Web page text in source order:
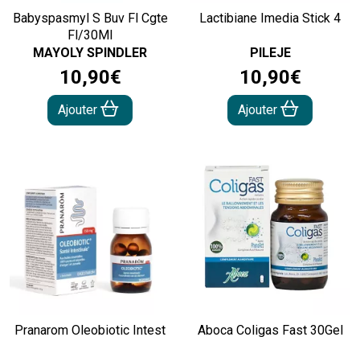
Babyspasmyl S Buv Fl Cgte
Fl/30Ml
MAYOLY SPINDLER
10,90€
Ajouter
Lactibiane Imedia Stick 4
PILEJE
10,90€
Ajouter
Pranarom Oleobiotic Intest
Aboca Coligas Fast 30Gel